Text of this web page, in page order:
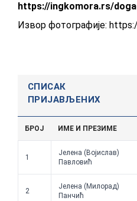
https://ingkomora.rs/
Извор фотографије:
СПИСАК
ПРИЈАВЉЕНИХ
БРОЈ ИМЕ И ПРЕЗИМЕ
1
Јелена (Војислав)
Павловић
2
Јелена (Милорад)
Панчић